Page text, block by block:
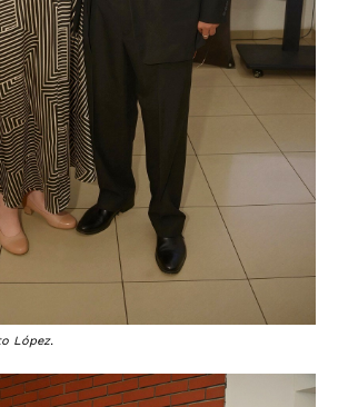
López.